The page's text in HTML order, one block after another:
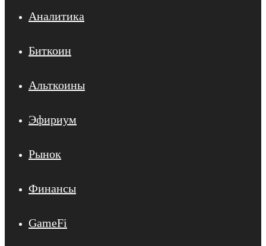
Аналитика
Биткоин
Альткоины
Эфириум
Рынок
Финансы
GameFi